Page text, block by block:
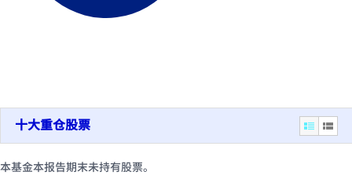
十大重仓股票
本基金本报告期末未持有股票。